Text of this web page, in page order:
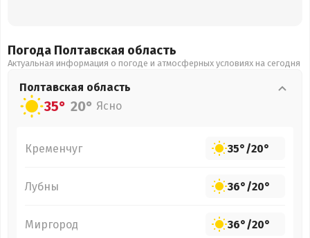
Погода Полтавская область
Актуальная информация о погоде и атмосферных условиях на сегодня
Полтавская область
35° 20° Ясно
Кременчуг 35°/20°
Лубны 36°/20°
Миргород 36°/20°